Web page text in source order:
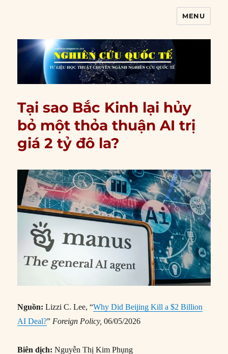
MENU
Tại sao Bắc Kinh lại hủy
bỏ một thỏa thuận AI trị
giá 2 tỷ đô la?
Nguồn: Lizzi C. Lee, “Why Did Beijing Kill a $2 Billion
AI Deal?” Foreign Policy, 06/05/2026
Biên dịch: Nguyễn Thị Kim Phụng